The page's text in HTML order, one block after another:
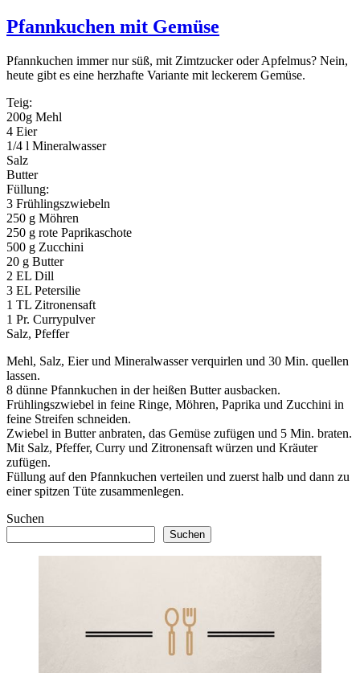
Pfannkuchen mit Gemüse
Pfannkuchen immer nur süß, mit Zimtzucker oder Apfelmus? Nein,
heute gibt es eine herzhafte Variante mit leckerem Gemüse.
Teig:
200g Mehl
4 Eier
1/4 l Mineralwasser
Salz
Butter
Füllung:
3 Frühlingszwiebeln
250 g Möhren
250 g rote Paprikaschote
500 g Zucchini
20 g Butter
2 EL Dill
3 EL Petersilie
1 TL Zitronensaft
1 Pr. Currypulver
Salz, Pfeffer
Mehl, Salz, Eier und Mineralwasser verquirlen und 30 Min. quellen
lassen.
8 dünne Pfannkuchen in der heißen Butter ausbacken.
Frühlingszwiebel in feine Ringe, Möhren, Paprika und Zucchini in
feine Streifen schneiden.
Zwiebel in Butter anbraten, das Gemüse zufügen und 5 Min. braten.
Mit Salz, Pfeffer, Curry und Zitronensaft würzen und Kräuter
zufügen.
Füllung auf den Pfannkuchen verteilen und zuerst halb und dann zu
einer spitzen Tüte zusammenlegen.
Suchen
Suchen